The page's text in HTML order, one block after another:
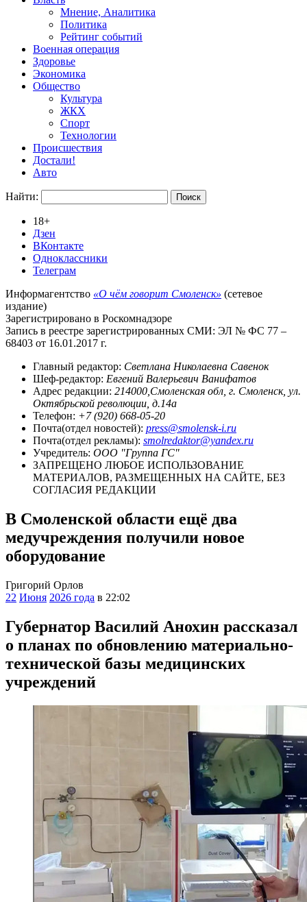
Мнение, Аналитика
Политика
Рейтинг событий
Военная операция
Здоровье
Экономика
Общество
Культура
ЖКХ
Спорт
Технологии
Происшествия
Достали!
Авто
Найти:
18+
Дзен
ВКонтакте
Одноклассники
Телеграм
Информагентство «О чём говорит Смоленск» (сетевое
издание)
Зарегистрировано в Роскомнадзоре
Запись в реестре зарегистрированных СМИ: ЭЛ № ФС 77 –
68403 от 16.01.2017 г.
Главный редактор: Светлана Николаевна Савенок
Шеф-редактор: Евгений Валерьевич Ванифатов
Адрес редакции: 214000,Смоленская обл, г. Смоленск, ул.
Октябрьской революции, д.14а
Телефон: +7 (920) 668-05-20
Почта(отдел новостей): press@smolensk-i.ru
Почта(отдел рекламы): smolredaktor@yandex.ru
Учредитель: ООО "Группа ГС"
ЗАПРЕЩЕНО ЛЮБОЕ ИСПОЛЬЗОВАНИЕ
МАТЕРИАЛОВ, РАЗМЕЩЕННЫХ НА САЙТЕ, БЕЗ
СОГЛАСИЯ РЕДАКЦИИ
В Смоленской области ещё два
медучреждения получили новое
оборудование
Григорий Орлов
22 Июня 2026 года в 22:02
Губернатор Василий Анохин рассказал
о планах по обновлению материально-
технической базы медицинских
учреждений